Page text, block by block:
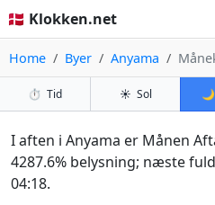
🇩🇰 Klokken.net
Home Byer Anyama
⏱️ Tid ☀️ Sol 🌙
I aften i Anyama er Månen
4287.6% belysning; næste
04:18.